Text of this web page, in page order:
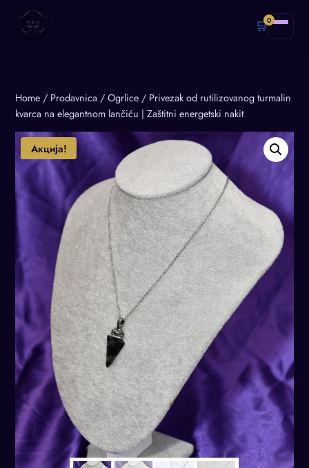
🛒0
Home / Prodavnica / Ogrlice / Privezak od rutilizovanog turmalin
kvarca na elegantnom lančiću | Zaštitni energetski nakit
Акција!